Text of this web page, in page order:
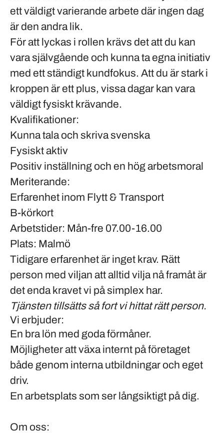
ett väldigtvarierande arbete där ingen dag
är den andra lik.
För att lyckas i rollen krävs det att du kan
varasjälvgående och kunna ta egna initiativ
med ett ständigt kundfokus. Att du ärstark i
kroppen är ett plus, vissa dagar kan vara
väldigt fysiskt krävande.
Kvalifikationer:
Kunna tala och skriva svenska
Fysiskt aktiv
Positiv inställning och en hög arbetsmoral
Meriterande:
Erfarenhet inom Flytt & Transport
B-körkort
Arbetstider: Mån-fre 07.00-16.00
Plats: Malmö
Tidigare erfarenhet är inget krav. Rätt
person med viljan att alltid vilja nå framåt är
det enda kravet vi på simplex har.
Tjänsten tillsätts så fort vi hittat rätt person.
Vi erbjuder:
En bra lön med goda förmåner.
Möjligheter att växa internt på företaget
både genom interna utbildningar och eget
driv.
En arbetsplats som ser långsiktigt på dig.
Om oss: